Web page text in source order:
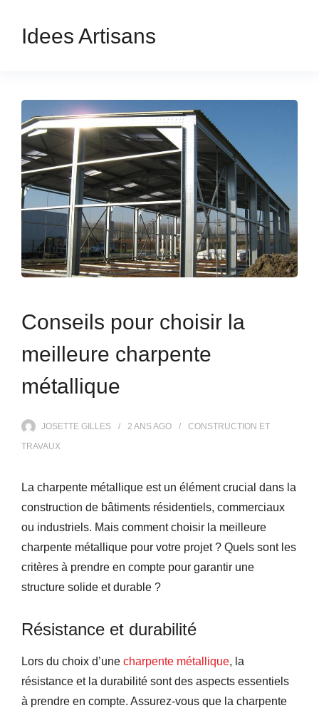
Idees Artisans
Conseils pour choisir la
meilleure charpente
métallique
JOSETTE GILLES 2 ANSAGO
CONSTRUCTION ET
TRAVAUX
La charpente métallique est un élément crucial dans la
construction de bâtiments résidentiels, commerciaux
ou industriels. Mais comment choisir la meilleure
charpente métallique pour votre projet ? Quels sont les
critères à prendre en compte pour garantir une
structure solide et durable ?
Résistance et durabilité
Lors du choix d’une charpente métallique, la
résistance et la durabilité sont des aspects essentiels
à prendre en compte. Assurez-vous que la charpente